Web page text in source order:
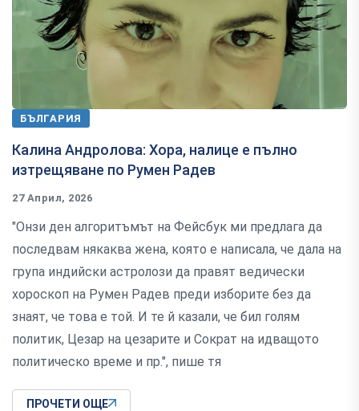
БЪЛГАРИЯ
Калина Андролова: Хора, налице е пълно
изтрещяване по Румен Радев
27 Април, 2026
"Онзи ден алгоритъмът на Фейсбук ми предлага да
последвам някаква жена, която е написала, че дала на
група индийски астролози да правят ведически
хороскоп на Румен Радев преди изборите без да
знаят, че това е той. И те й казали, че бил голям
политик, Цезар на цезарите и Сократ на идващото
политическо време и пр.", пише тя
ПРОЧЕТИ ОЩЕ